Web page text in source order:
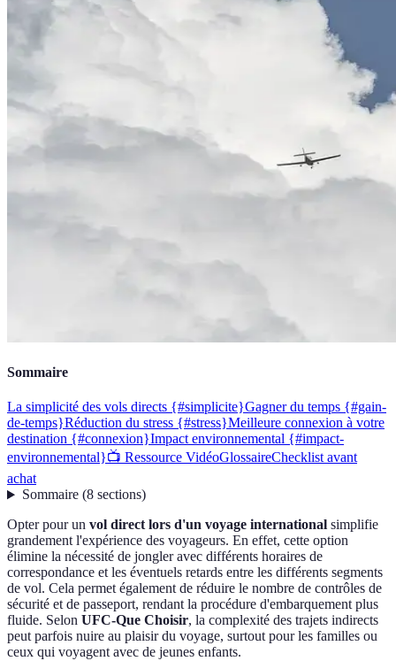
Sommaire
La simplicité des vols directs {#simplicite}Gagner du temps {#gain-
de-temps}Réduction du stress {#stress}Meilleure connexion à votre
destination {#connexion}Impact environnemental {#impact-
environnemental}📺 Ressource VidéoGlossaireChecklist avant
achat
Sommaire(8 sections)
Opter pour un vol direct lors d'un voyage international simplifie
grandement l'expérience des voyageurs. En effet, cette option
élimine la nécessité de jongler avec différents horaires de
correspondance et les éventuels retards entre les différents segments
de vol. Cela permet également de réduire le nombre de contrôles de
sécurité et de passeport, rendant la procédure d'embarquement plus
fluide. Selon UFC-Que Choisir, la complexité des trajets indirects
peut parfois nuire au plaisir du voyage, surtout pour les familles ou
ceux qui voyagent avec de jeunes enfants.